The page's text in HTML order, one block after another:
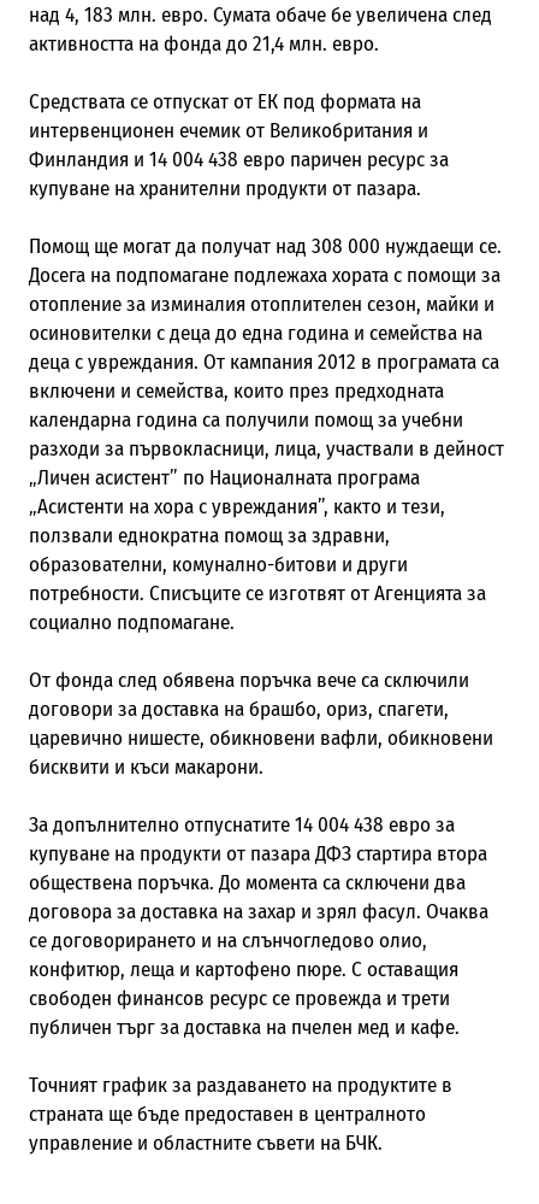
над 4, 183 млн. евро. Сумата обаче бе увеличена след
активността на фонда до 21,4 млн. евро.
Средствата се отпускат от ЕК под формата на
интервенционен ечемик от Великобритания и
Финландия и 14 004 438 евро паричен ресурс за
купуване на хранителни продукти от пазара.
Помощ ще могат да получат над 308 000 нуждаещи се.
Досега на подпомагане подлежаха хората с помощи за
отопление за изминалия отоплителен сезон, майки и
осиновителки с деца до една година и семейства на
деца с увреждания. От кампания 2012 в програмата са
включени и семейства, които през предходната
календарна година са получили помощ за учебни
разходи за първокласници, лица, участвали в дейност
„Личен асистент” по Националната програма
„Асистенти на хора с увреждания”, както и тези,
ползвали еднократна помощ за здравни,
образователни, комунално-битови и други
потребности. Списъците се изготвят от Агенцията за
социално подпомагане.
От фонда след обявена поръчка вече са сключили
договори за доставка на брашбо, ориз, спагети,
царевично нишесте, обикновени вафли, обикновени
бисквити и къси макарони.
За допълнително отпуснатите 14 004 438 евро за
купуване на продукти от пазара ДФЗ стартира втора
обществена поръчка. До момента са сключени два
договора за доставка на захар и зрял фасул. Очаква
се договорирането и на слънчогледово олио,
конфитюр, леща и картофено пюре. С оставащия
свободен финансов ресурс се провежда и трети
публичен търг за доставка на пчелен мед и кафе.
Точният график за раздаването на продуктите в
страната ще бъде предоставен в централното
управление и областните съвети на БЧК.